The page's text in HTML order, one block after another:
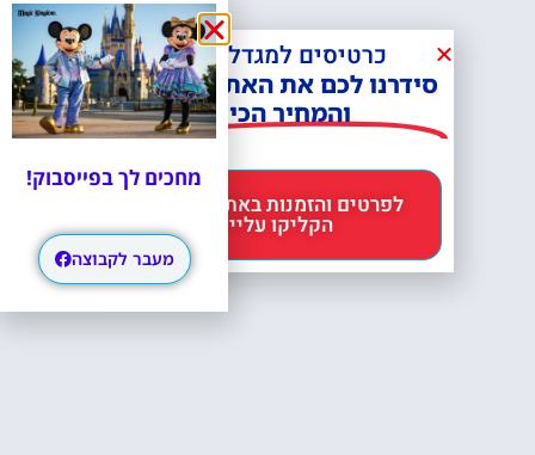
כרטיסים למגדל אייפל?
סידרנו לכם את האתר הכי אמין -
והמחיר הכי זול!
הקליקו עליי 😊
מחכים לך בפייסבוק!
מעבר לקבוצה